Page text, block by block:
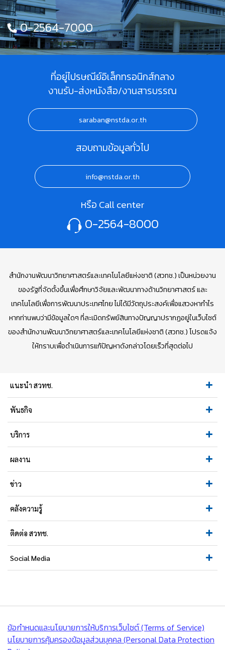
0-2564-7000
ที่อยู่ไปรษณีย์อิเล็กทรอนิกส์กลาง
งานรับ-ส่งหนังสือ/งานสารบรรณ
saraban@nstda.or.th
สอบถามข้อมูลทั่วไป
info@nstda.or.th
หรือ Call center
0-2564-8000
สำนักงานพัฒนาวิทยาศาสตร์และเทคโนโลยีแห่งชาติ (สวทช.) เป็นหน่วยงาน
ของรัฐที่จัดตั้งขึ้นเพื่อศึกษาวิจัยและพัฒนาทางด้านวิทยาศาสตร์ และ
เทคโนโลยีเพื่อการพัฒนาประเทศไทย ไม่ได้มีวัตถุประสงค์เพื่อแสวงหากำไร
หากท่านพบว่ามีข้อมูลใดๆ ที่ละเมิดทรัพย์สินทางปัญญาปรากฏอยู่ในเว็บไซต์
ของสำนักงานพัฒนาวิทยาศาสตร์และเทคโนโลยีแห่งชาติ (สวทช.) โปรดแจ้ง
ให้ทราบเพื่อดำเนินการแก้ปัญหาดังกล่าวโดยเร็วที่สุดต่อไป
แนะนำ สวทช.
พันธกิจ
บริการ
ผลงาน
ข่าว
คลังความรู้
ติดต่อ สวทช.
Social Media
ข้อกำหนดและนโยบายการให้บริการเว็บไซต์ (Terms of Service)
นโยบายการคุ้มครองข้อมูลส่วนบุคคล (Personal Data Protection